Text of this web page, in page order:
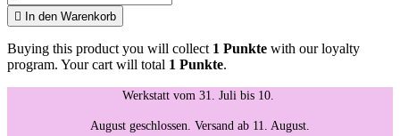
 In den Warenkorb
Buying this product you will collect 1 Punkte with our loyalty
program. Your cart will total 1 Punkte.
Werkstatt vom 31. Juli bis 10.
August geschlossen. Versand ab 11. August.